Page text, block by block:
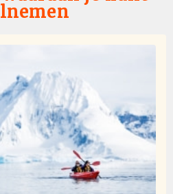
there. Very happy we also did
on the ship.